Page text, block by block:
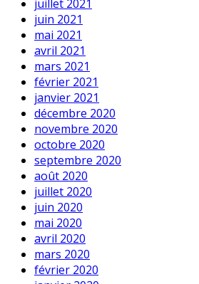
juillet 2021
juin 2021
mai 2021
avril 2021
mars 2021
février 2021
janvier 2021
décembre 2020
novembre 2020
octobre 2020
septembre 2020
août 2020
juillet 2020
juin 2020
mai 2020
avril 2020
mars 2020
février 2020